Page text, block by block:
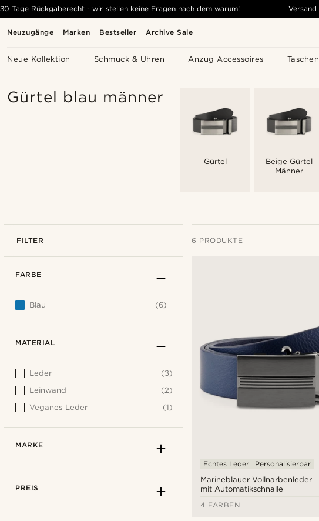
Neuzugänge Marken Bestseller Archive Sale
Neue Kollektion Schmuck & Uhren Anzug Accessoires
30 Tage Rückgaberecht - wir stellen keine Fragen nach dem warum! Versand
Gürtel blau männer
Gürtel
Beige Gürtel
Männer
FILTER 6 PRODUKTE
Marineblauer Vollnarbenleder
mit Automatikschnalle
Echtes Leder Personalisierbar
4 FARBEN
FARBE
Blau (6)
MATERIAL
Leder
(3)
Leinwand
(2)
Veganes Leder
(1)
MARKE
PREIS